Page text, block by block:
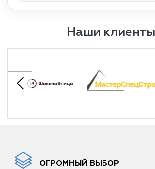
Наши клиенты
ОГРОМНЫЙ ВЫБОР